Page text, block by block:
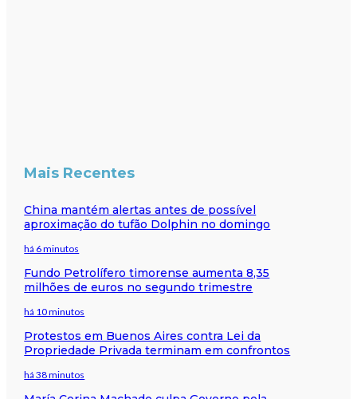
Mais Recentes
China mantém alertas antes de possível
aproximação do tufão Dolphin no domingo
há 6 minutos
Fundo Petrolífero timorense aumenta 8,35
milhões de euros no segundo trimestre
há 10 minutos
Protestos em Buenos Aires contra Lei da
Propriedade Privada terminam em confrontos
há 38 minutos